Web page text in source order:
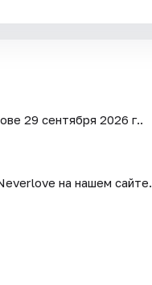
29 сентября 2026 г..
на нашем сайте.